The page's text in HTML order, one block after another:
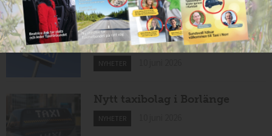
Taxibommar fick inte avsedd
effekt vid Lund C
NYHETER
Nytt taxibolag i Borlänge
NYHETER